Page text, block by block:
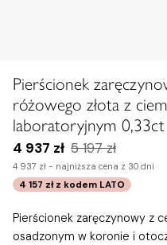
Pierścionek
różowego złota z
laboratoryjnym 0,33ct
4 937 zł 5 197 zł
4 937 zł - najniższa cena z 30 dni
4 157 zł z kodem LATO
Pierścionek zaręczynowy z
osadzonym w koronie i